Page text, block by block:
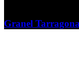
Granel